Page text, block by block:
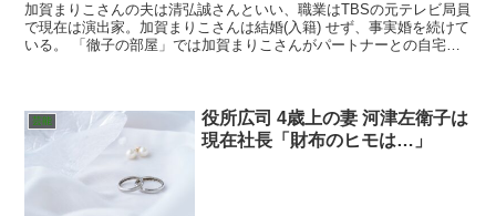
加賀まりこさんの夫は清弘誠さんといい、職業はTBSの元テレビ局員
で現在は演出家。加賀まりこさんは結婚(入籍) せず、事実婚を続けて
いる。 「徹子の部屋」では加賀まりこさんがパートナーとの自宅生
芸能
役所広司 4歳上の妻 河津左衛子は
現在社長「財布のヒモは…」